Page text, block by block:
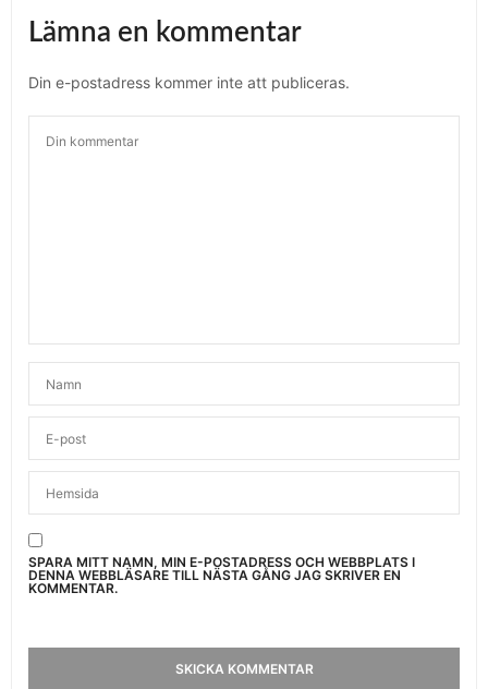
Lämna en kommentar
Din e-postadress kommer inte att publiceras.
SPARA MITT NAMN, MIN E-POSTADRESS OCH WEBBPLATS I
DENNA WEBBLÄSARE TILL NÄSTA GÅNG JAG SKRIVER EN
KOMMENTAR.